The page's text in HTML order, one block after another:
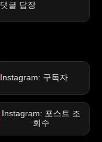
댓글 답장
Instagram: 구독자
Instagram: 포스트 조
회수